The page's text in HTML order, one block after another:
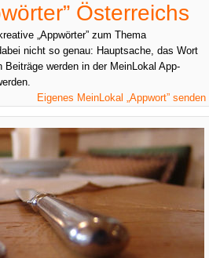
Österreichs
„Appwörter” zum Thema
nicht so genau: Hauptsache, das Wort
Beiträge werden in der MeinLokal App-
Eigenes MeinLokal „Appwort” senden